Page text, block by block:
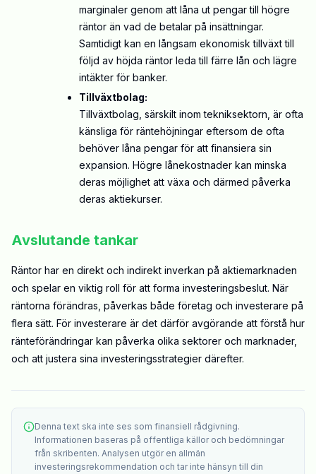
marginaler genom att låna ut pengar till högre
räntor än vad de betalar på insättningar.
Samtidigt kan en långsam ekonomisk tillväxt till
följd av höjda räntor leda till färre lån och lägre
intäkter för banker.
Tillväxtbolag:
Tillväxtbolag, särskilt inom tekniksektorn, är ofta
känsliga för räntehöjningar eftersom de ofta
behöver låna pengar för att finansiera sin
expansion. Högre lånekostnader kan minska
deras möjlighet att växa och därmed påverka
deras aktiekurser.
Avslutande tankar
Räntor har en direkt och indirekt inverkan på aktiemarknaden
och spelar en viktig roll för att forma investeringsbeslut. När
räntorna förändras, påverkas både företag och investerare på
flera sätt. För investerare är det därför avgörande att förstå hur
ränteförändringar kan påverka olika sektorer och marknader,
och att justera sina investeringsstrategier därefter.
Denna text ska inte ses som finansiell rådgivning.
Informationen baseras på offentliga källor och bedömningar
från skribenten. Analysen utgör en allmän
investeringsrekommendation och tar inte hänsyn till din